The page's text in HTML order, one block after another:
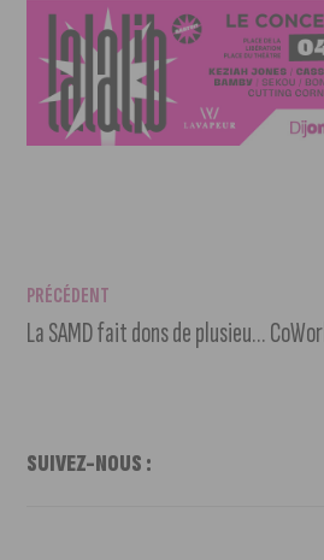
PRÉCÉDENT
La SAMD fait dons de plusieurs trésors à la Ville de Dijon
SUIVEZ-NOUS :